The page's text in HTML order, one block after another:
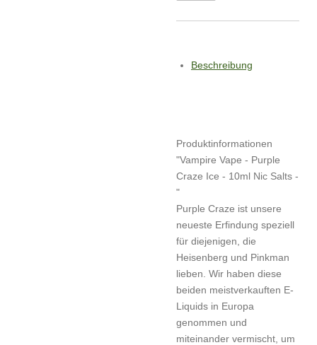
Beschreibung
Produktinformationen
"Vampire Vape - Purple
Craze Ice - 10ml Nic Salts -
"
Purple Craze ist unsere
neueste Erfindung speziell
für diejenigen, die
Heisenberg und Pinkman
lieben. Wir haben diese
beiden meistverkauften E-
Liquids in Europa
genommen und
miteinander vermischt, um